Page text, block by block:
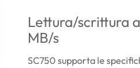
Lettura/scrittura
MB/s
SC750 supporta le